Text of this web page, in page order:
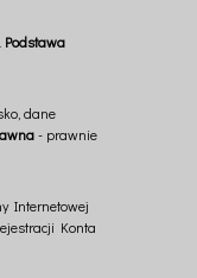
Podstawa
dane
- prawnie
Internetowej
Konta